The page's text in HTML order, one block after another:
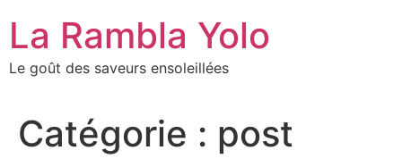
contenu
La Rambla Yolo
Le goût des saveurs ensoleillées
Catégorie : post